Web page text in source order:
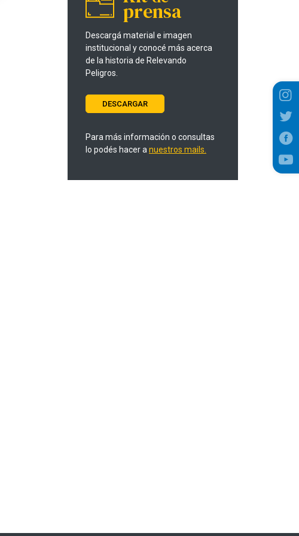
prensa
Descargá material e imagen
institucional y conocé más acerca
de la historia de Relevando
Peligros.
DESCARGAR
Para más información o consultas
lo podés hacer anuestros mails.